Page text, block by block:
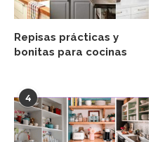
Repisas prácticas y
bonitas para cocinas
4